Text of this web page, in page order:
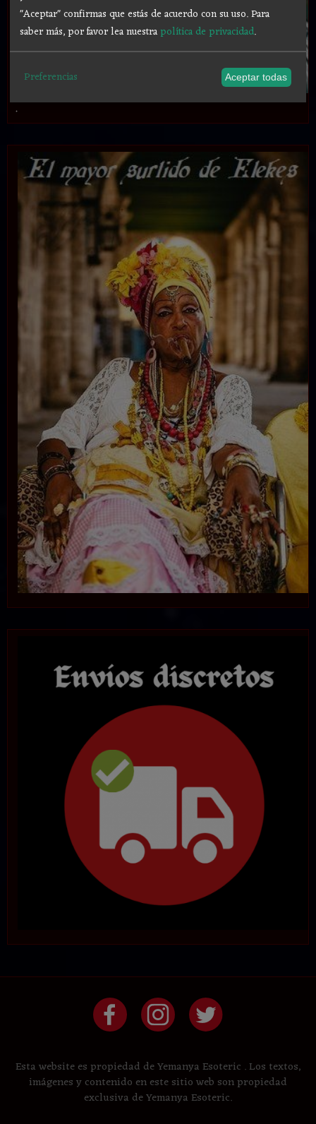
.
Esta website es propiedad de Yemanya Esoteric . Los textos,
imágenes y contenido en este sitio web son propiedad
exclusiva de Yemanya Esoteric.
"Aceptar" confirmas que estás de acuerdo con su uso.Para
saber más, por favor lea nuestrapolítica de privacidad.
Preferencias Aceptar todas